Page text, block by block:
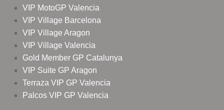
VIP MotoGP Valencia
VIP Village Barcelona
VIP Village Aragon
VIP Village Valencia
Gold Member GP Catalunya
VIP Suite GP Aragon
Terraza VIP GP Valencia
Palcos VIP GP Valencia